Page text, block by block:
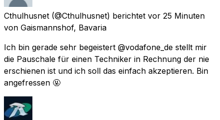
Cthulhusnet (@Cthulhusnet) berichtet vor 25 Minuten
von Gaismannshof, Bavaria
Ich bin gerade sehr begeistert @vodafone_de stellt mir
die Pauschale für einen Techniker in Rechnung der nie
erschienen ist und ich soll das einfach akzeptieren. Bin
angefressen 🤬